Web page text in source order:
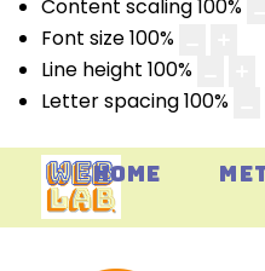
Content scaling100%
Font size100%
Line height 100%
Letter spacing100%
HOME